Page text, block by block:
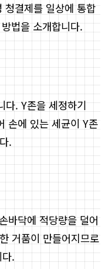
청결제를 일상에 통합
법을 소개합니다.
다. Y존을 세정하기
손에 있는 세균이 Y존
.
바닥에 적당량을 덜어
거품이 만들어지므로
.